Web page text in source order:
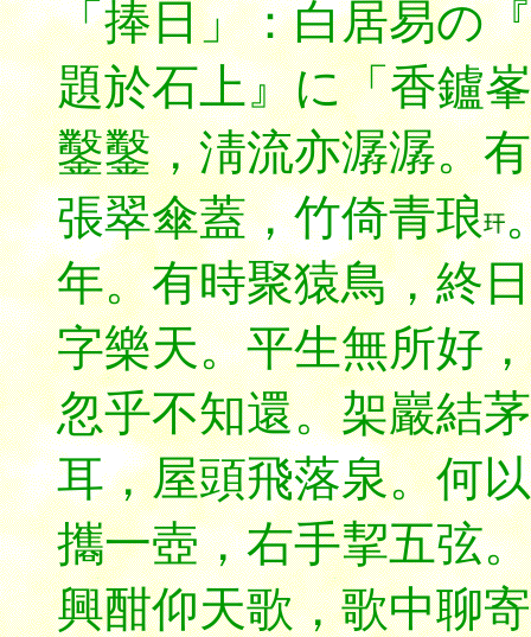
「捧日」：白居易の
題於石上』に「香鑪
鑿鑿，淸流亦潺潺。
張翠傘蓋，竹倚青琅
年。有時聚猿鳥，終
字樂天。平生無所好
忽乎不知還。架巖結
耳，屋頭飛落泉。何
攜一壺，右手挈五弦
興酣仰天歌，歌中聊